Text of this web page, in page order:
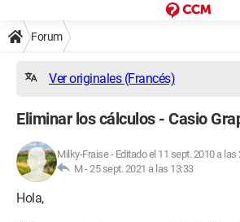
Forum
Ver originales (Francés)
Eliminar los cálculos - Casio
Milky-Fraise- Editado el 11 sept. 2010 a las
M -25 sept. 2021 a las 13:33
Hola,